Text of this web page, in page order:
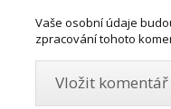
Vaše osobní údaje
zpracování tohoto